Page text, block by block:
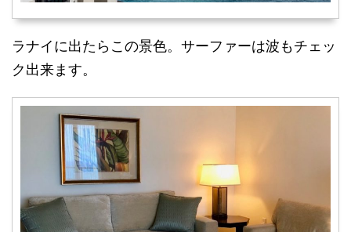
ラナイに出たらこの景色。サーファーは波もチェッ
ク出来ます。